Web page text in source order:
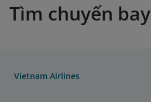
Tìm chuyến bay
Vietnam Airlines